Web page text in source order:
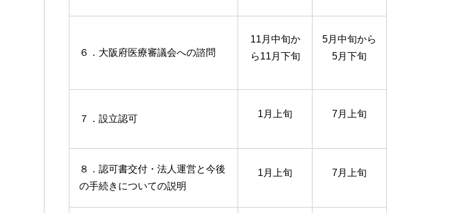
６．大阪府医療審議会への諮問
11月中旬か
ら11月下旬
5月中旬から
5月下旬
７．設立認可 1月上旬 7月上旬
８．認可書交付・法人運営と今後
の手続きについての説明
1月上旬 7月上旬